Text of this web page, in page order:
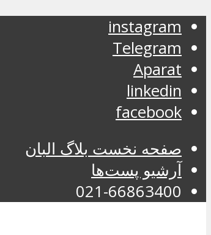
instagram
Telegram
Aparat
linkedin
facebook
صفحه نخست بلاگ البان
آرشیو پست‌ها
021-66863400